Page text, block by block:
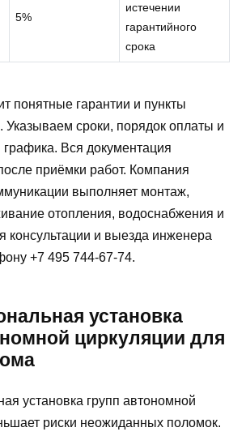
5%
истечении
гарантийного
срока
понятные гарантии и пункты
Указываем сроки, порядок оплаты и
Вся документация
приёмки работ. Компания
выполняет монтаж,
отопления, водоснабжения и
консультации и выезда инженера
+7 495 744-67-74.
установка
циркуляции для
установка групп автономной
риски неожиданных поломок.